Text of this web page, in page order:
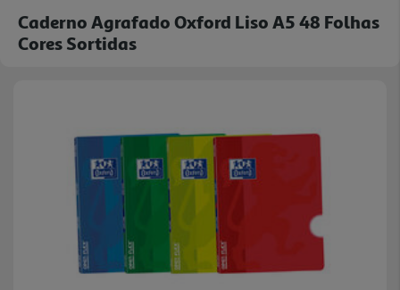
Caderno Agrafado Oxford Liso A5 48 Folhas
Cores Sortidas